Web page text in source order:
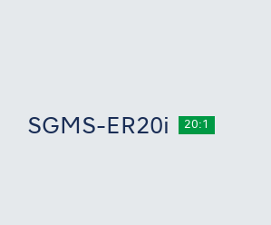
SGMS-ER20i 20:1